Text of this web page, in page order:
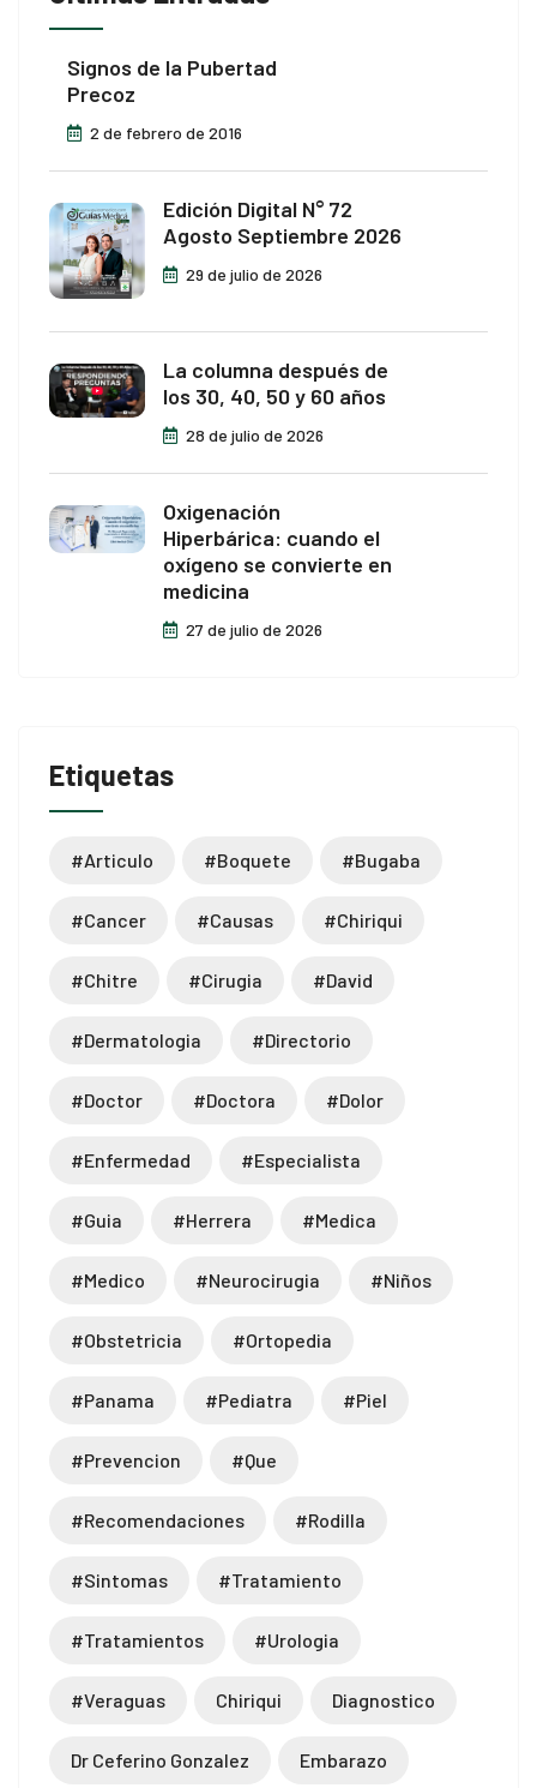
Signos de la Pubertad
Precoz
2 de febrero de 2016
Edición Digital N° 72
Agosto Septiembre 2026
29 de julio de 2026
La columna después de
los 30, 40, 50 y 60 años
28 de julio de 2026
Oxigenación
Hiperbárica: cuando el
oxígeno se convierte en
medicina
27 de julio de 2026
Etiquetas
#articulo #boquete #bugaba
#cancer #causas #chiriqui
#chitre #cirugia #david
#dermatologia #directorio
#doctor #doctora #dolor
#enfermedad #especialista
#guia #herrera #medica
#medico #neurocirugia #niños
#obstetricia #ortopedia
#panama #pediatra #piel
#prevencion #que
#recomendaciones #rodilla
#sintomas #tratamiento
#tratamientos #urologia
#veraguas Chiriqui Diagnostico
Dr Ceferino Gonzalez Embarazo